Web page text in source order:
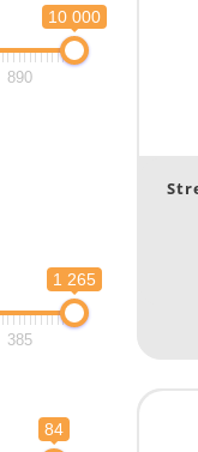
10 000
890
1 265
385
84
1